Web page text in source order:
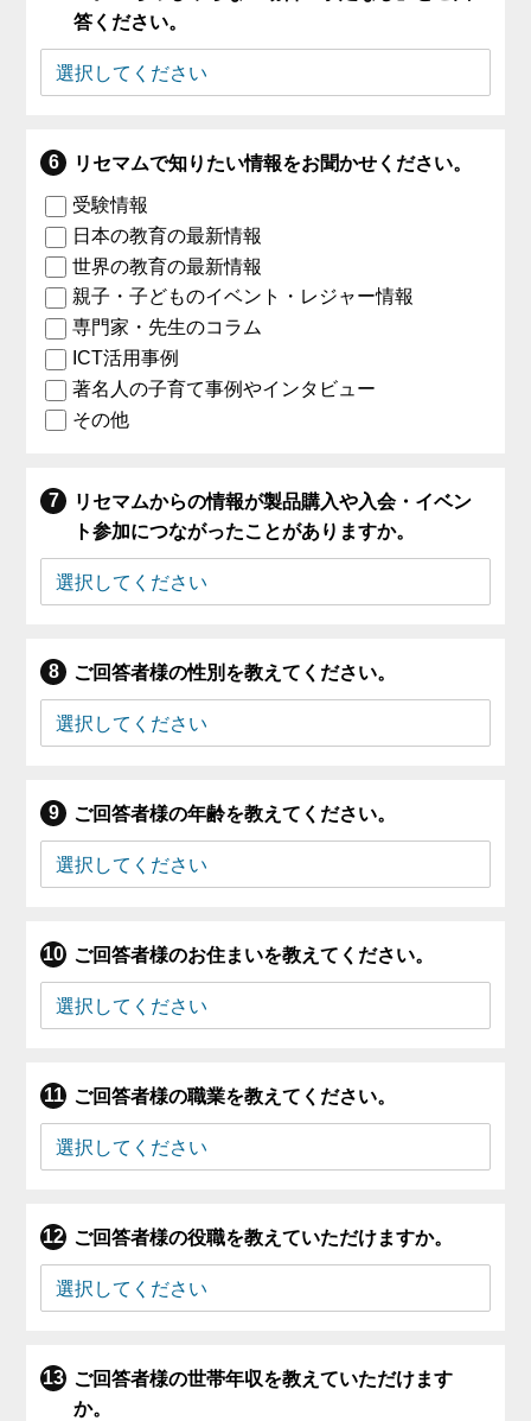
答ください。
リセマムで知りたい情報をお聞かせください。
受験情報
日本の教育の最新情報
世界の教育の最新情報
親子・子どものイベント・レジャー情報
専門家・先生のコラム
ICT活用事例
著名人の子育て事例やインタビュー
その他
リセマムからの情報が製品購入や入会・イベン
ト参加につながったことがありますか。
ご回答者様の性別を教えてください。
ご回答者様の年齢を教えてください。
ご回答者様のお住まいを教えてください。
ご回答者様の職業を教えてください。
ご回答者様の役職を教えていただけますか。
ご回答者様の世帯年収を教えていただけます
か。